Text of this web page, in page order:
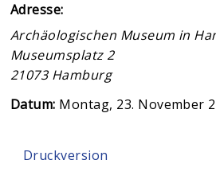
Adresse:
Archäologischen Museum in
Museumsplatz 2
21073 Hamburg
Datum: Montag, 23. November
Druckversion